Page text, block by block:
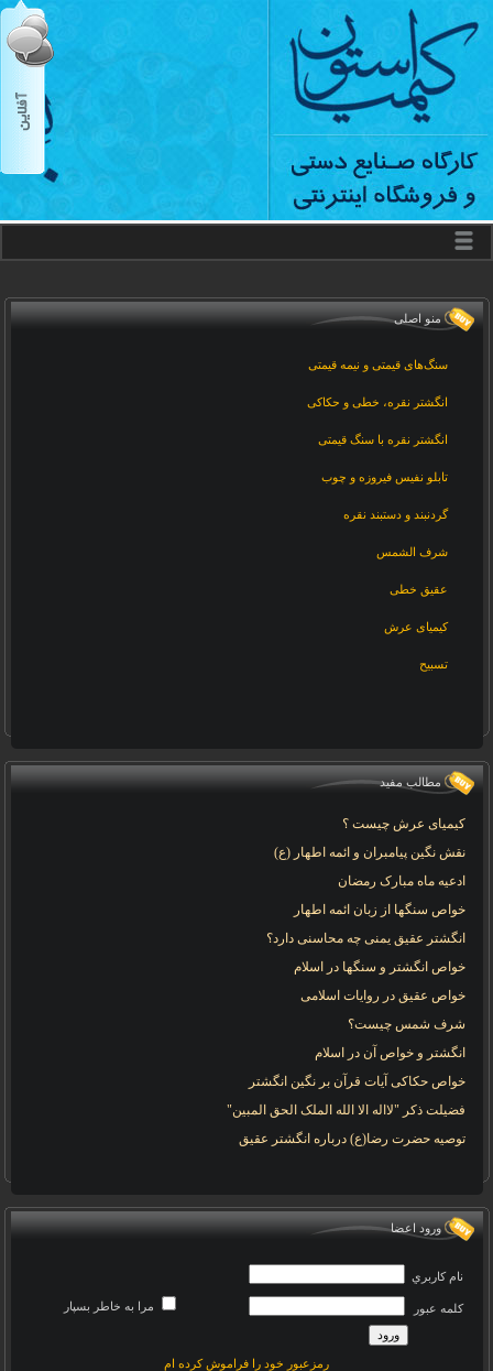
منو اصلی
سنگ‌های قیمتی و نیمه قیمتی
انگشتر نقره، خطی و حکاکی
انگشتر نقره با سنگ قیمتی
تابلو نفیس فیروزه و چوب
گردنبند و دستبند نقره
شرف الشمس
عقیق خطی
کیمیای عرش
تسبیح
مطالب مفید
کیمیای عرش چیست ؟
نقش نگین پیامبران و ائمه اطهار (ع)
ادعیه ماه مبارک رمضان
خواص سنگها از زبان ائمه اطهار
انگشتر عقیق یمنی چه محاسنی دارد؟
خواص انگشتر و سنگها در اسلام
خواص عقیق در روایات اسلامی
شرف شمس چیست؟
انگشتر و خواص آن در اسلام
خواص حکاکی آیات قرآن بر نگین انگشتر
فضیلت ذکر "لااله الا الله الملک الحق المبین"
توصیه حضرت رضا(ع) درباره انگشتر عقیق
ورود اعضا
نام کاربري
کلمه عبور مرا به خاطر بسپار
رمزعبور خود را فراموش کرده ام